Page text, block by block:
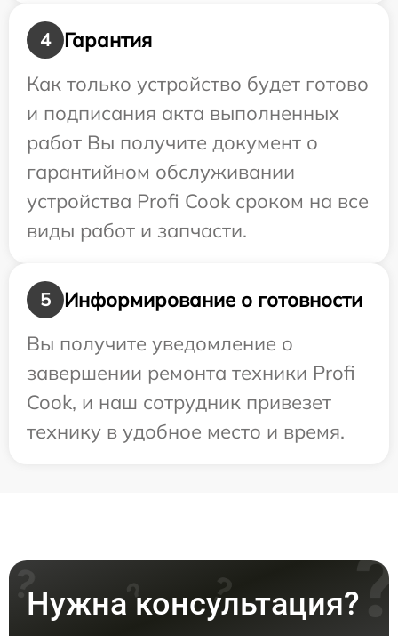
4
Гарантия
Как только устройство будет готово
и подписания акта выполненных
работ Вы получите документ о
гарантийном обслуживании
устройства Profi Cook сроком на все
виды работ и запчасти.
5
Информирование о готовности
Вы получите уведомление о
завершении ремонта техники Profi
Cook, и наш сотрудник привезет
технику в удобное место и время.
Нужна консультация?